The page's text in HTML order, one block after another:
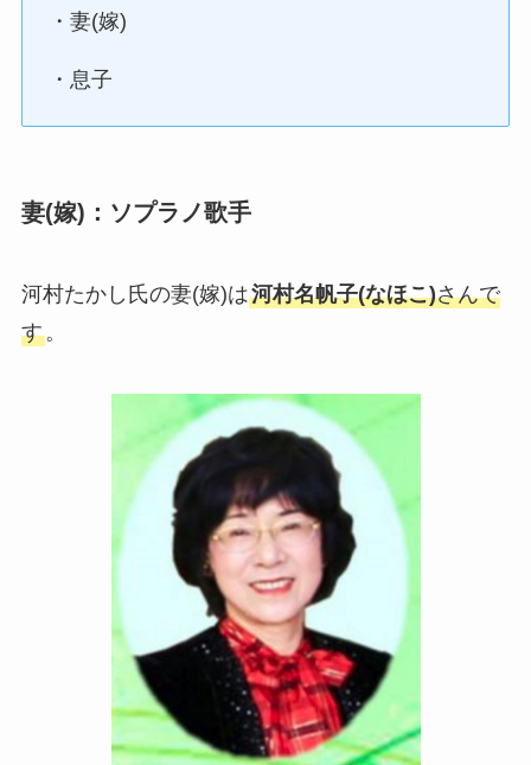
・妻(嫁)
・息子
妻(嫁)：ソプラノ歌手
河村たかし氏の妻(嫁)は河村名帆子(なほこ)さんで
す。